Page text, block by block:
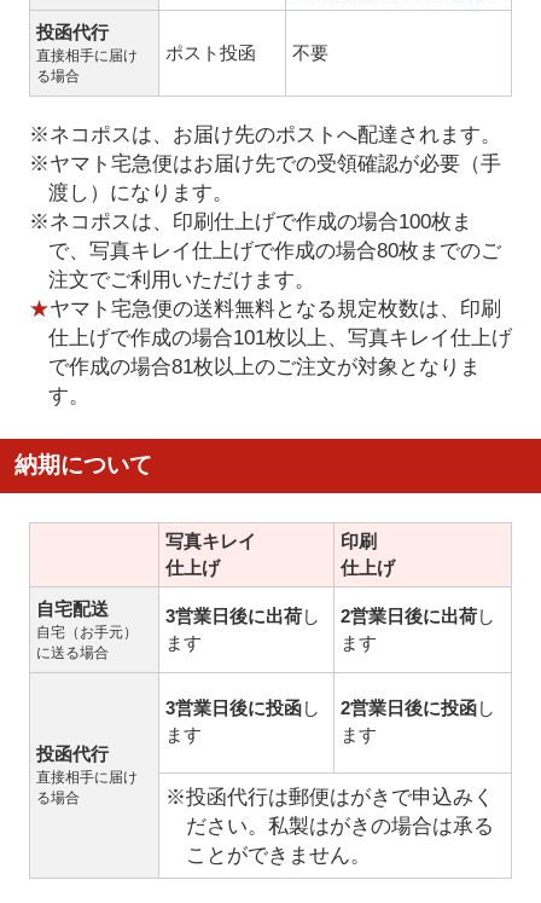
投函代行
直接相手に届け
る場合
ポスト投函 不要
※ネコポスは、お届け先のポストへ配達されます。
※ヤマト宅急便はお届け先での受領確認が必要（手
渡し）になります。
※ネコポスは、印刷仕上げで作成の場合100枚ま
で、写真キレイ仕上げで作成の場合80枚までのご
注文でご利用いただけます。
★ヤマト宅急便の送料無料となる規定枚数は、印刷
仕上げで作成の場合101枚以上、写真キレイ仕上げ
で作成の場合81枚以上のご注文が対象となりま
す。
納期について
写真キレイ
仕上げ
印刷
仕上げ
自宅配送
自宅（お手元）
に送る場合
3営業日後に出荷し
ます
2営業日後に出荷し
ます
投函代行
直接相手に届け
る場合
3営業日後に投函し
ます
2営業日後に投函し
ます
※投函代行は郵便はがきで申込みく
ださい。私製はがきの場合は承る
ことができません。